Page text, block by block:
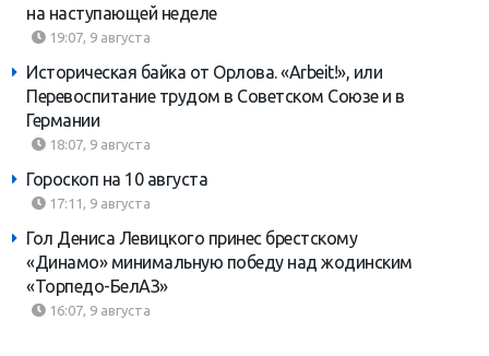
на наступающей неделе
19:07, 9 августа
Историческая байка от Орлова. «Arbeit!», или
Перевоспитание трудом в Советском Союзе и в
Германии
18:07, 9 августа
Гороскоп на 10 августа
17:11, 9 августа
Гол Дениса Левицкого принес брестскому
«Динамо» минимальную победу над жодинским
«Торпедо-БелАЗ»
16:07, 9 августа